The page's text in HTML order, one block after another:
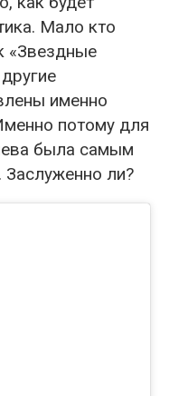
Мало кто
«Звездные
именно
потому для
была самым
ли?